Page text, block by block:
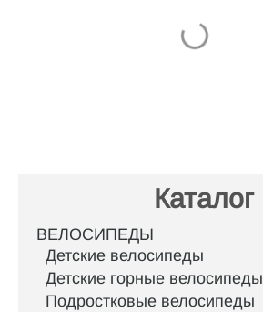
Каталог
ВЕЛОСИПЕДЫ
Детские велосипеды
Детские горные велосипеды
Подростковые велосипеды